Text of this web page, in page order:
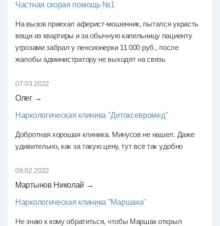
Частная скорая помощь №1
На вызов приехал аферист-мошенник, пытался украсть
вещи из квартиры и за обычную капельницу пациенту
угрозами забрал у пенсионерки 11 000 руб., после
жалобы администратору не выходят на связь
07.03.2022
Олег →
Наркологическая клиника "Детоксевромед"
Добротная хорошая клиника. Минусов не нашел. Даже
удивительно, как за такую цену, тут всё так удобно
09.02.2022
Мартынов Николай →
Наркологическая клиника "Маршака"
Не знаю к кому обратиться, чтобы Маршак открыл